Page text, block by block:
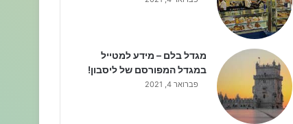
מגדל בלם – מידע למטייל
במגדל המפורסם של ליסבון!
פברואר 4, 2021